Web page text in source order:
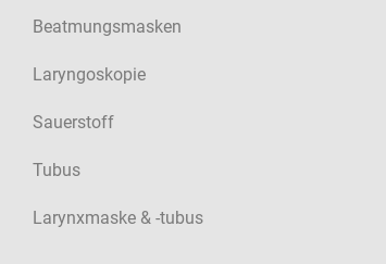
Beatmungsmasken
Laryngoskopie
Sauerstoff
Tubus
Larynxmaske & -tubus